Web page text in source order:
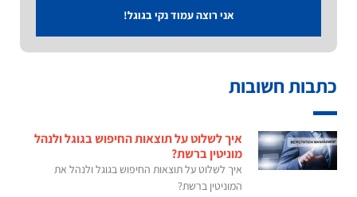
אני רוצה עמוד נקי בגוגל!
כתבות חשובות
איך לשלוט על תוצאות החיפוש בגוגל ולנהל
מוניטין ברשת?
איך לשלוט על תוצאות החיפוש בגוגל ולנהל את
המוניטין ברשת?